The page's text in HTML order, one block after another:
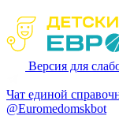
Версия для
Чат единой
@Euromedomskbot